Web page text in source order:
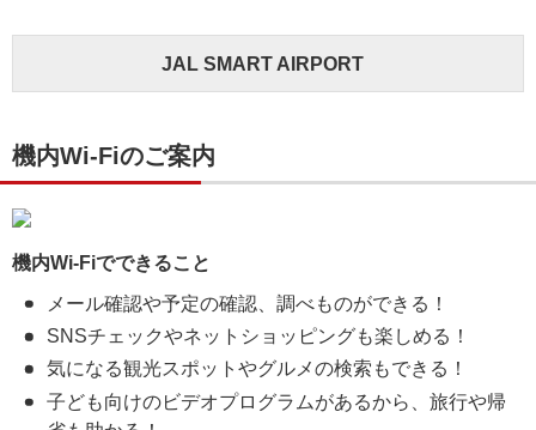
JAL SMART AIRPORT
機内Wi-Fiのご案内
機内Wi-Fiでできること
メール確認や予定の確認、調べものができる！
SNSチェックやネットショッピングも楽しめる！
気になる観光スポットやグルメの検索もできる！
子ども向けのビデオプログラムがあるから、旅行や帰